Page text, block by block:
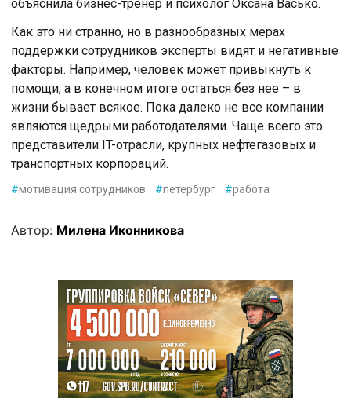
объяснила бизнес-тренер и психолог Оксана Васько.
Как это ни странно, но в разнообразных мерах
поддержки сотрудников эксперты видят и негативные
факторы. Например, человек может привыкнуть к
помощи, а в конечном итоге остаться без нее – в
жизни бывает всякое. Пока далеко не все компании
являются щедрыми работодателями. Чаще всего это
представители IT-отрасли, крупных нефтегазовых и
транспортных корпораций.
#мотивация сотрудников #петербург #работа
Автор: Милена Иконникова